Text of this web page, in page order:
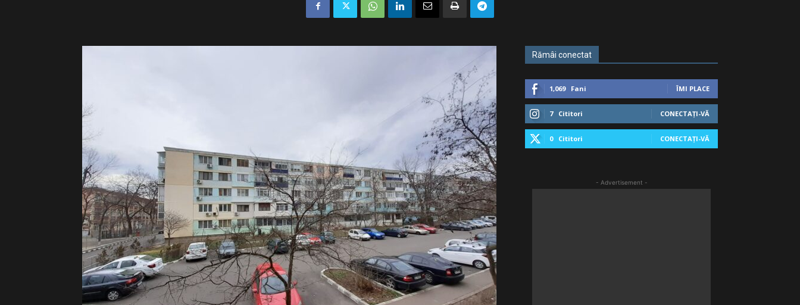
Rămâi conectat
1,069 Fani ÎMI PLACE
7 Cititori CONECTAȚI-VĂ
0 Cititori CONECTAȚI-VĂ
- Advertisement -